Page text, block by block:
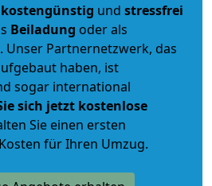
kostengünstig und stressfrei
Beiladung oder als
. Unser Partnernetzwerk, das
haben, ist
sogar international
sich jetzt kostenlose
Sie einen ersten
für Ihren Umzug.